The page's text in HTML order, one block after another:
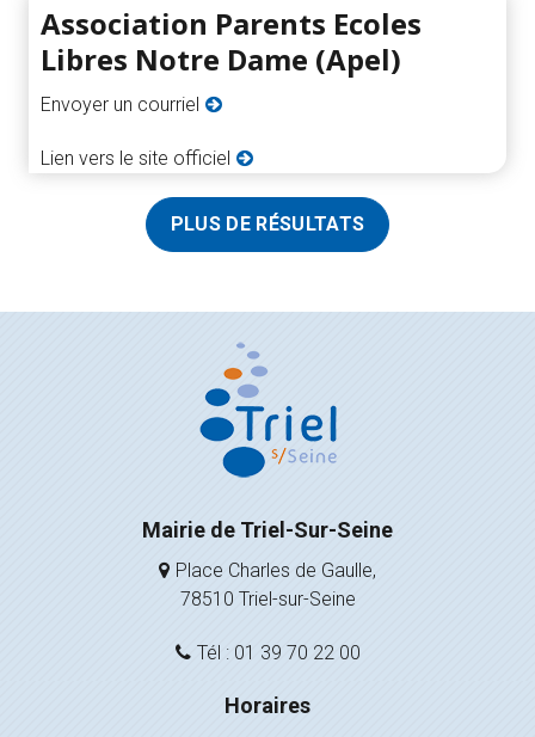
Association Parents Ecoles
Libres Notre Dame (Apel)
Envoyer un courriel
Lien vers le site officiel
PLUS DE RÉSULTATS
Mairie de Triel-Sur-Seine
Place Charles de Gaulle,
78510 Triel-sur-Seine
Tél : 01 39 70 22 00
Horaires